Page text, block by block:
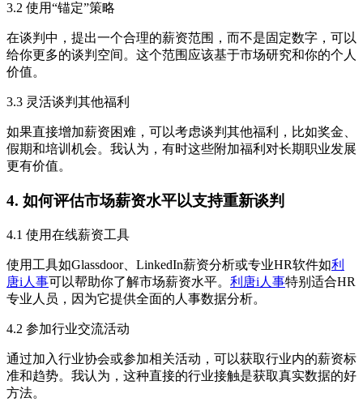
3.2 使用“锚定”策略
在谈判中，提出一个合理的薪资范围，而不是固定数字，可以
给你更多的谈判空间。这个范围应该基于市场研究和你的个人
价值。
3.3 灵活谈判其他福利
如果直接增加薪资困难，可以考虑谈判其他福利，比如奖金、
假期和培训机会。我认为，有时这些附加福利对长期职业发展
更有价值。
4. 如何评估市场薪资水平以支持重新谈判
4.1 使用在线薪资工具
使用工具如Glassdoor、LinkedIn薪资分析或专业HR软件如利
唐i人事可以帮助你了解市场薪资水平。 利唐i人事特别适合HR
专业人员，因为它提供全面的人事数据分析。
4.2 参加行业交流活动
通过加入行业协会或参加相关活动，可以获取行业内的薪资标
准和趋势。我认为，这种直接的行业接触是获取真实数据的好
方法。